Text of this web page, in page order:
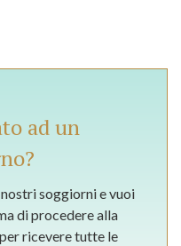
ad un
soggiorni e vuoi
di procedere alla
ricevere tutte le